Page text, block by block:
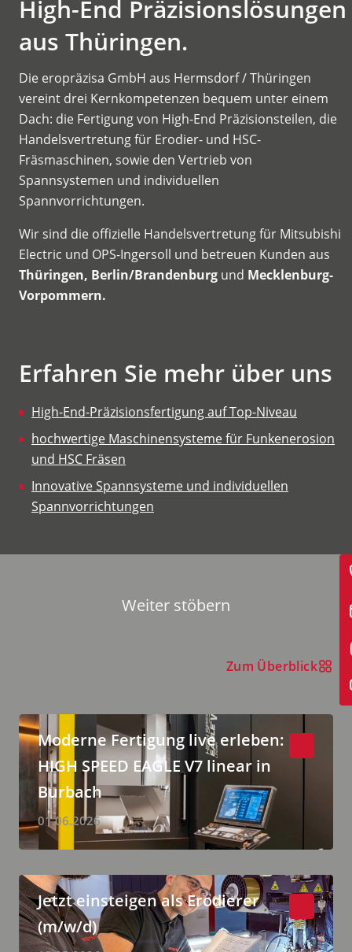
High-End Präzisionslösungen
aus Thüringen.
Die eropräzisa GmbH aus Hermsdorf / Thüringen
vereint drei Kernkompetenzen bequem unter einem
Dach: die Fertigung von High-End Präzisionsteilen, die
Handelsvertretung für Erodier- und HSC-
Fräsmaschinen, sowie den Vertrieb von
Spannsystemen und individuellen
Spannvorrichtungen.
Wir sind die offizielle Handelsvertretung für Mitsubishi
Electric und OPS-Ingersoll und betreuen Kunden aus
Thüringen, Berlin/Brandenburg und Mecklenburg-
Vorpommern.
Erfahren Sie mehr über uns
High-End-Präzisionsfertigung auf Top-Niveau
hochwertige Maschinensysteme für Funkenerosion
und HSC Fräsen
Innovative Spannsysteme und individuellen
Spannvorrichtungen
Weiter stöbern
Zum Überblick
Moderne Fertigung live erleben:
HIGH SPEED EAGLE V7 linear in
Burbach
01.06.2026
Jetzt einsteigen als Erodierer
(m/w/d)